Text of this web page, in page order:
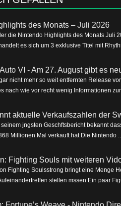
des Monats – Juli 2026
die Nintendo Highlights des Monats Juli
es sich um 3 exklusive Titel mit
VI - Am 27. August gibt es
nicht mehr so weit entfernten Release
nach wie vor recht wenig Informationen
aktuelle Verkaufszahlen der
jngsten Geschftsbericht bekannt
Millionen Mal verkauft hat Die Nintendo
Fighting Souls mit weiteren
Fighting Soulsstrong bringt eine Menge
stellen mssen Ein paar